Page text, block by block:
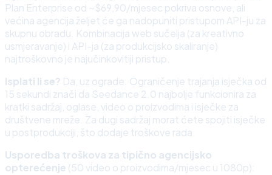
Plan Enterprise od ~$69,90/mjesec pokriva osnove, ali
većina agencija željet će ga nadopuniti pristupom API-ju za
skupnu obradu. Kombinacija web sučelja (za kreativno
usmjeravanje) i API-ja (za produkcijsko skaliranje)
najtroškovno je najučinkovitiji pristup.
Isplati li se? Da, uz ograde. Ograničenje trajanja isječka od
15 sekundi znači da Seedance 2.0 najbolje funkcionira za
kratki sadržaj, oglase, video o proizvodima i isječke za
društvene mreže. Za dugi sadržaj morat ćete spojiti isječke
u postprodukciji, što dodaje troškove rada.
Usporedba troškova za tipično agencijsko
opterećenje (50 video o proizvodima/mjesec u 1080p):